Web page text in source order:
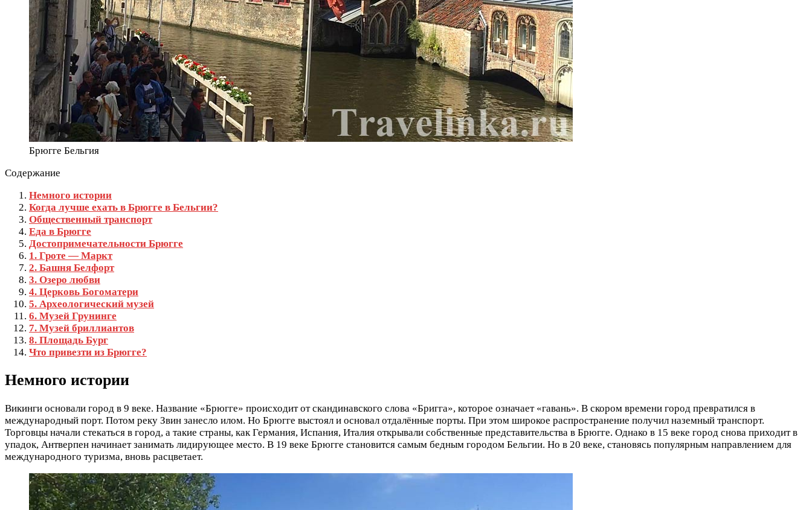
Брюгге Бельгия
Содержание
Немного истории
Когда лучше ехать в Брюгге в Бельгии?
Общественный транспорт
Еда в Брюгге
Достопримечательности Брюгге
1. Гроте — Маркт
2. Башня Белфорт
3. Озеро любви
4. Церковь Богоматери
5. Археологический музей
6. Музей Грунинге
7. Музей бриллиантов
8. Площадь Бург
Что привезти из Брюгге?
Немного истории
Викинги основали город в 9 веке. Название «Брюгге» происходит от скандинавского слова «Бригга», которое означает «гавань». В скором времени город превратился в
международный порт. Потом реку Звин занесло илом. Но Брюгге выстоял и основал отдалённые порты. При этом широкое распространение получил наземный транспорт.
Торговцы начали стекаться в город, а такие страны, как Германия, Испания, Италия открывали собственные представительства в Брюгге. Однако в 15 веке город снова приходит в
упадок, Антверпен начинает занимать лидирующее место. В 19 веке Брюгге становится самым бедным городом Бельгии. Но в 20 веке, становясь популярным направлением для
международного туризма, вновь расцветает.